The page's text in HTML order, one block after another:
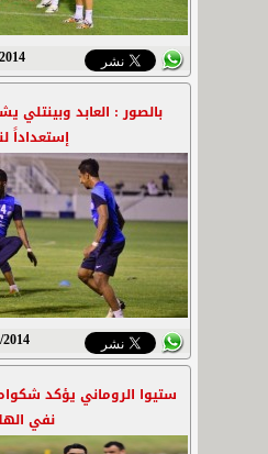
10/09/
بالصور : العابد وبينتلي
إستعداداً
10/09/
ستيوا الروماني يؤكد
نفي